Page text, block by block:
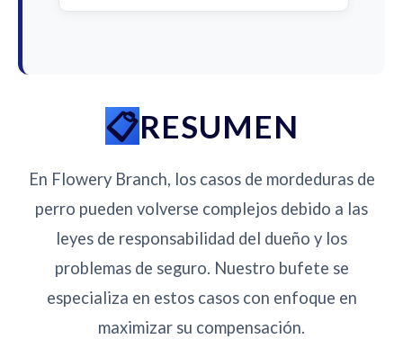
RESUMEN
En Flowery Branch, los casos de mordeduras de
perro pueden volverse complejos debido a las
leyes de responsabilidad del dueño y los
problemas de seguro. Nuestro bufete se
especializa en estos casos con enfoque en
maximizar su compensación.